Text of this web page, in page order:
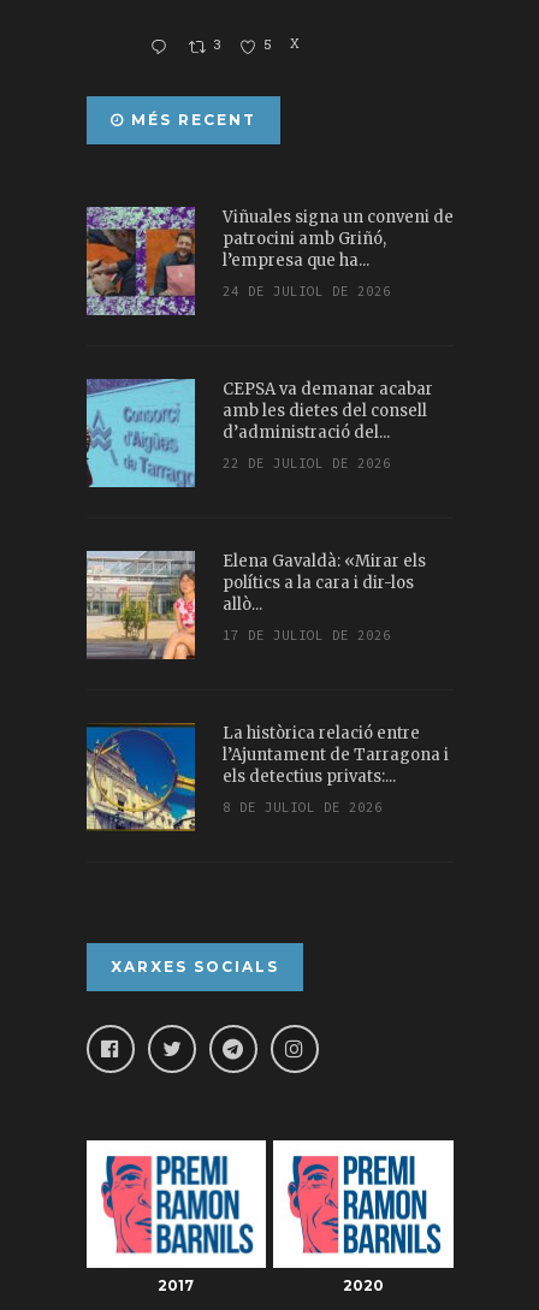
3 5 X
MÉS RECENT
Viñuales signa un conveni de
patrocini amb Griñó,
l’empresa que ha...
24 DE JULIOL DE 2026
CEPSA va demanar acabar
amb les dietes del consell
d’administració del...
22 DE JULIOL DE 2026
Elena Gavaldà: «Mirar els
polítics a la cara i dir-los
allò...
17 DE JULIOL DE 2026
La històrica relació entre
l’Ajuntament de Tarragona i
els detectius privats:...
8 DE JULIOL DE 2026
XARXES SOCIALS
2017 2020